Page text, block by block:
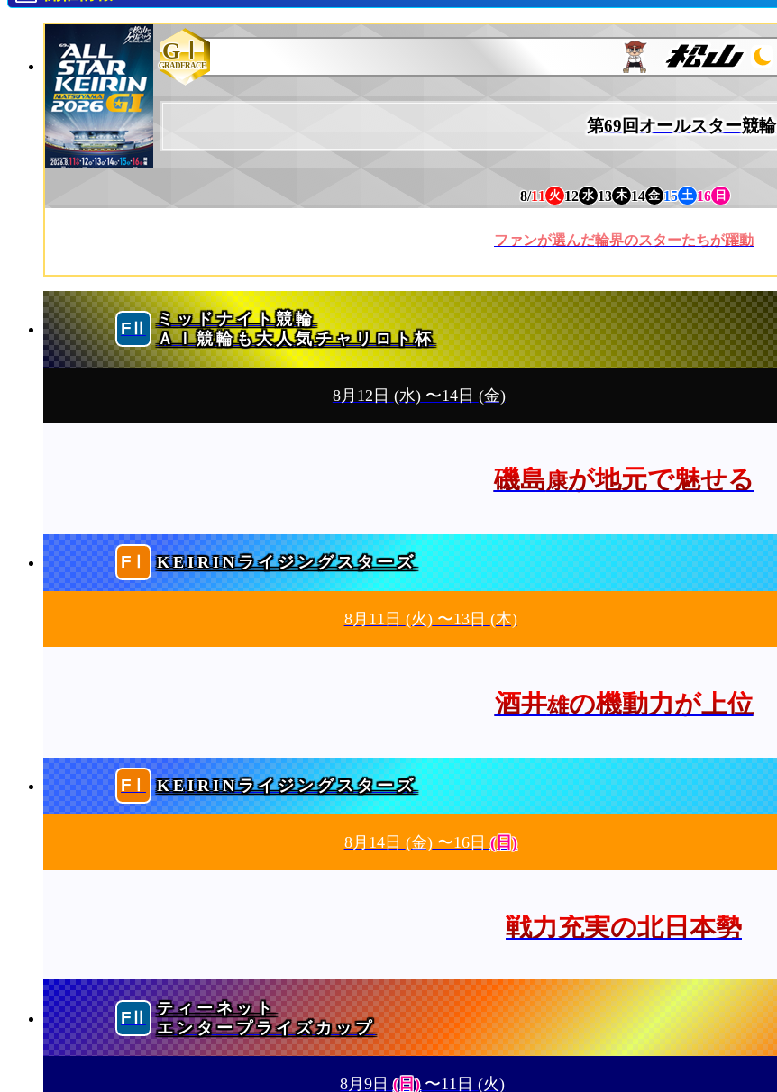
GⅠ
GRADERACE
第69回オールスター競輪
8/11 火 12 水 13 木 14 金 15 土 16 日
ファンが選んだ輪界のスターたちが躍動
ミッドナイト競輪
ＡＩ競輪も大人気チャリロト杯
8月12日 (水)〜14日 (金)
磯島康が地元で魅せる
KEIRINライジングスターズ
8月11日 (火)〜13日 (木)
酒井雄の機動力が上位
KEIRINライジングスターズ
8月14日 (金)〜16日(日)
戦力充実の北日本勢
ティーネット
エンタープライズカップ
8月9日(日)〜11日(火)